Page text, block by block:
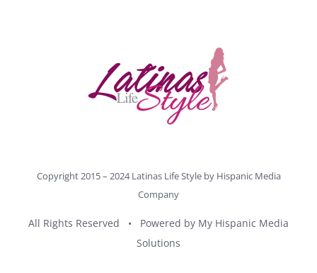
Copyright 2015 – 2024 Latinas Life Style by Hispanic Media
Company
All Rights Reserved • Powered by My Hispanic Media
Solutions